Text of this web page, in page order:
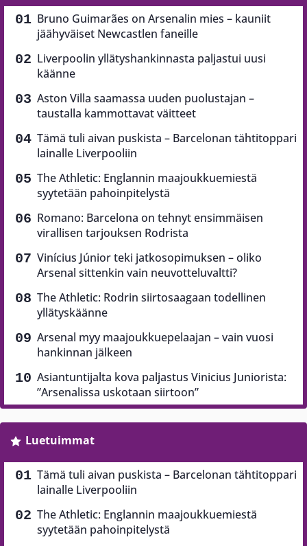
Bruno Guimarães on Arsenalin mies – kauniit
jäähyväiset Newcastlen faneille
Liverpoolin yllätyshankinnasta paljastui uusi
käänne
Aston Villa saamassa uuden puolustajan –
taustalla kammottavat väitteet
Tämä tuli aivan puskista – Barcelonan tähtitoppari
lainalle Liverpooliin
The Athletic: Englannin maajoukkuemiestä
syytetään pahoinpitelystä
Romano: Barcelona on tehnyt ensimmäisen
virallisen tarjouksen Rodrista
Vinícius Júnior teki jatkosopimuksen – oliko
Arsenal sittenkin vain neuvotteluvaltti?
The Athletic: Rodrin siirtosaagaan todellinen
yllätyskäänne
Arsenal myy maajoukkuepelaajan – vain vuosi
hankinnan jälkeen
Asiantuntijalta kova paljastus Vinicius Juniorista:
”Arsenalissa uskotaan siirtoon”
Luetuimmat
Tämä tuli aivan puskista – Barcelonan tähtitoppari
lainalle Liverpooliin
The Athletic: Englannin maajoukkuemiestä
syytetään pahoinpitelystä